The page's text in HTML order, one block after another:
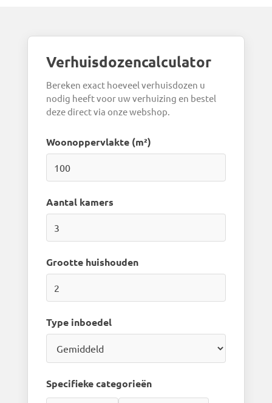
Verhuisdozencalculator
Bereken exact hoeveel verhuisdozen u
nodig heeft voor uw verhuizing en bestel
deze direct via onze webshop.
Woonoppervlakte (m²)
Aantal kamers
Grootte huishouden
Type inboedel
Specifieke categorieën